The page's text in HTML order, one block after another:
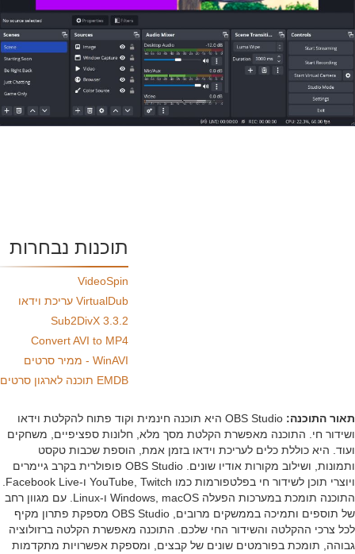
תוכנות נבחרות
VideoSpin
VirtualDub עריכת וידאו
Sub2DivX 3.3.2
Convert AVI to MP4
WinAVI - ממיר סרטים
EMDB תוכנה לארגון סרטים
התוכנה:
OBS Studio היא תוכנה חינמית וקוד פתוח להקלטת וידאו
חי. התוכנה מאפשרת הקלטת מסך מלא, חלונות ספציפיים, משחקים
היא כוללת כלים לעריכת וידאו בזמן אמת, הוספת שכבות טקסט
ותמונות, ושילוב מקורות אודיו שונים. OBS Studio פופולרית בקרב גיימרים
ויוצרי תוכן לשידור חי בפלטפורמות כמו YouTube, Twitch ו-Facebook Live.
התוכנה תומכת במערכות הפעלה Windows, macOS ו-Linux. עם מגוון רחב
של תוספים ותמיכה בממשקים מרובים, OBS Studio מספקת פתרון מקיף
צרכי ההקלטה והשידור החי שלכם. התוכנה מאפשרת הקלטה ברזולוציה
תומכת בפורמטים שונים של קבצים, ומספקת אפשרויות מתקדמות